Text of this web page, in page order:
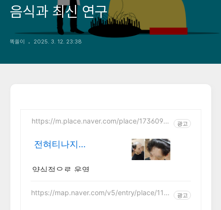
음식과 최신 연구
똑쏠이 2025. 3. 12. 23:38
https://m.place.naver.com/place/17360914
광고
전혀티나지않
발
양심적으로 운영
문1인샵 입니다
https://map.naver.com/v5/entry/place/1151
광고